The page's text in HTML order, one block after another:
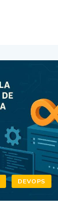
DEVOPS